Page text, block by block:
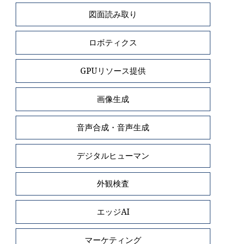
図面読み取り
ロボティクス
GPUリソース提供
画像生成
音声合成・音声生成
デジタルヒューマン
外観検査
エッジAI
マーケティング